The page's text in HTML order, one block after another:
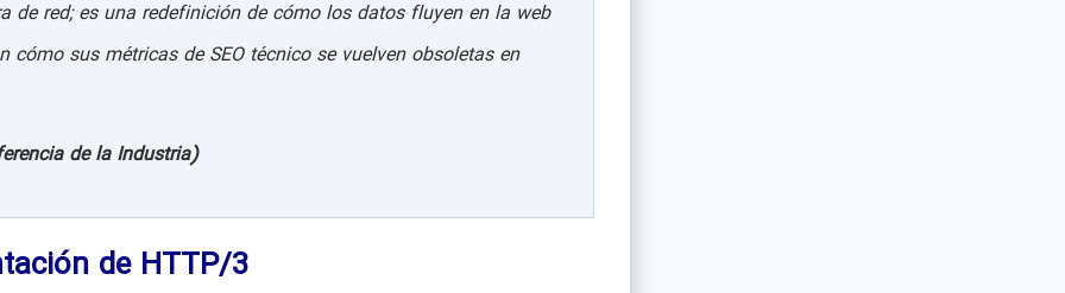
red; es una redefinición de cómo los datos fluyen en la web
cómo sus métricas de SEO técnico se vuelven obsoletas en
de la Industria)
de HTTP/3